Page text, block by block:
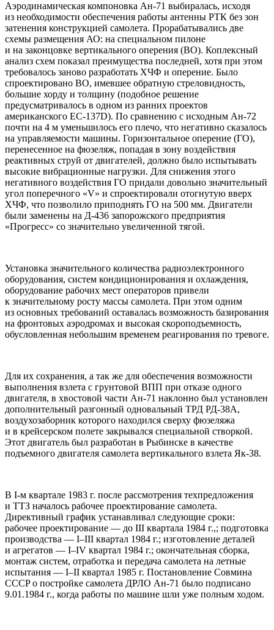
Аэродинамическая компоновка Ан-71 выбиралась, исходя
из необходимости обеспечения работы антенны РТК без зон
затенения конструкцией самолета. Прорабатывались две
схемы размещения АО: на специальном пилоне
и на законцовке вертикального оперения (ВО). Коплексный
анализ схем показал преимущества последней, хотя при этом
требовалось заново разработать ХЧФ и оперение. Было
спроектировано ВО, имевшее обратную стреловидность,
большие хорду и толщину (подобное решение
предусматривалось в одном из ранних проектов
американского ЕС-137D). По сравнению с исходным Ан-72
почти на 4 м уменьшилось его плечо, что негативно сказалось
на управляемости машины. Горизонтальное оперение (ГО),
перенесенное на фюзеляж, попадая в зону воздействия
реактивных струй от двигателей, должно было испытывать
высокие вибрационные нагрузки. Для снижения этого
негативного воздействия ГО придали довольно значительный
угол поперечного «V» и спроектировали отогнутую вверх
ХЧФ, что позволило приподнять ГО на 500 мм. Двигатели
были заменены на Д-436 запорожского предприятия
«Прогресс» со значительно увеличенной тягой.
Установка значительного количества радиоэлектронного
оборудования, систем кондиционирования и охлаждения,
оборудование рабочих мест операторов привели
к значительному росту массы самолета. При этом одним
из основных требований оставалась возможность базирования
на фронтовых аэродромах и высокая скороподъемность,
обусловленная небольшим временем реагирования по тревоге.
Для их сохранения, а так же для обеспечения возможности
выполнения взлета с грунтовой ВПП при отказе одного
двигателя, в хвостовой части Ан-71 наклонно был установлен
дополнительный разгонный одновальный ТРД РД-38А,
воздухозаборник которого находился сверху фюзеляжа
и в крейсерском полете закрывался специальной створкой.
Этот двигатель был разработан в Рыбинске в качестве
подъемного двигателя самолета вертикального взлета Як-38.
В I-м квартале 1983 г. после рассмотрения техпредложения
и ТТЗ началось рабочее проектирование самолета.
Директивный график устанавливал следующие сроки:
рабочее проектирование — до III квартала 1984 г.,; подготовка
производства — I–III квартал 1984 г.; изготовление деталей
и агрегатов — I–IV квартал 1984 г.; окончательная сборка,
монтаж систем, отработка и передача самолета на летные
испытания — I–II квартал 1985 г. Постановление Cовмина
CCCP о постройке самолета ДРЛО Ан-71 было подписано
9.01.1984 г., когда работы по машине шли уже полным ходом.